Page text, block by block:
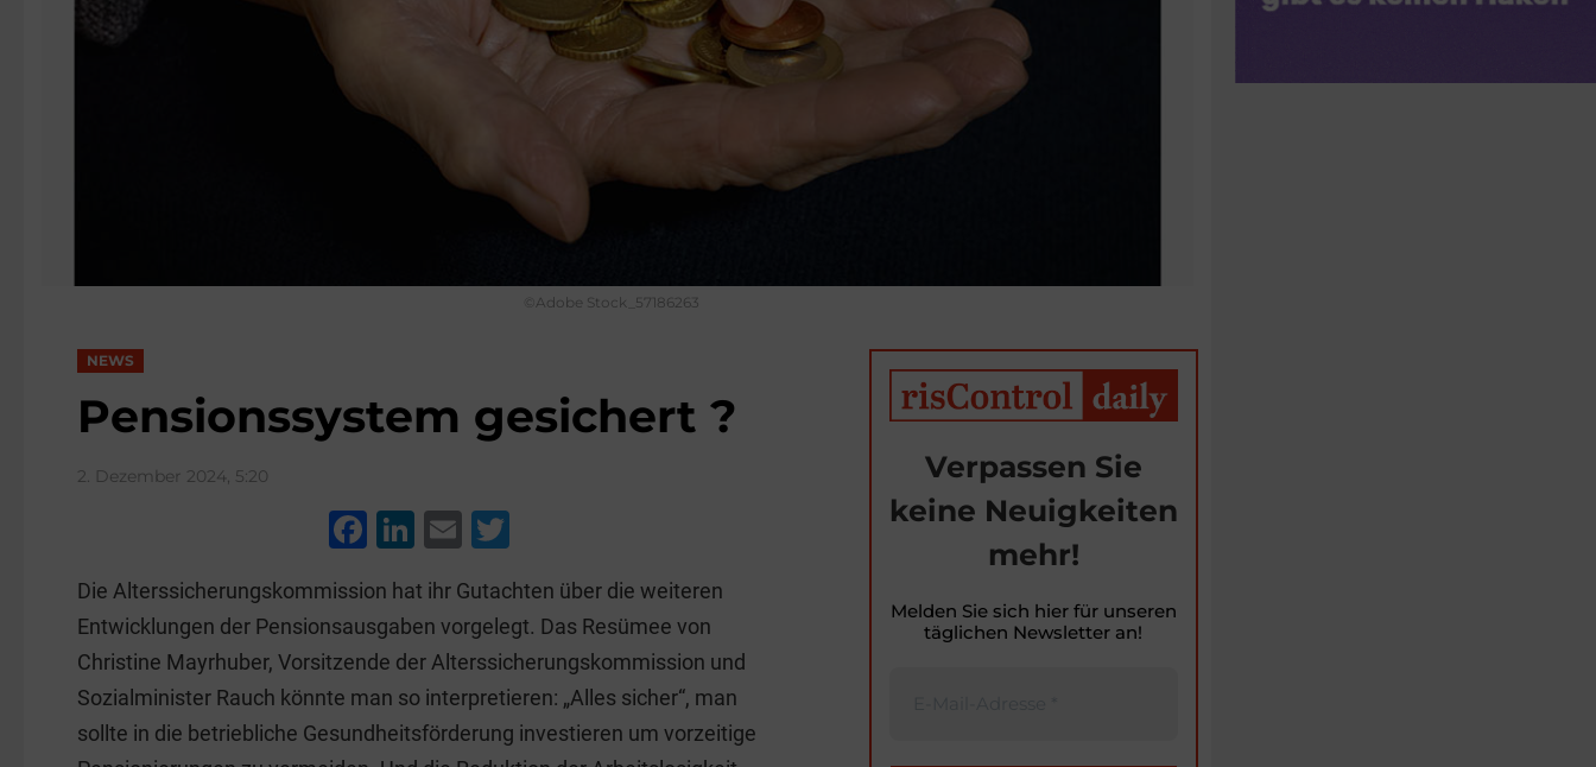
©Adobe Stock_57186263
NEWS
Pensionssystem gesichert ?
2. Dezember 2024, 5:20
F
c
e
b
o
Li
k
e
dI
n
E
ai
l
tt
er
Die Alterssicherungskommission hat ihr Gutachten über die weiteren
Entwicklungen der Pensionsausgaben vorgelegt. Das Resümee von
Christine Mayrhuber, Vorsitzende der Alterssicherungskommission und
Sozialminister Rauch könnte man so interpretieren: „Alles sicher“, man
sollte in die betriebliche Gesundheitsförderung investieren um vorzeitige
Verpassen Sie
keine Neuigkeiten
mehr!
Melden Sie sich hier für unseren
täglichen Newsletter an!